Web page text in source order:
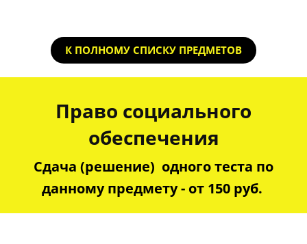
К ПОЛНОМУ СПИСКУ ПРЕДМЕТОВ
Право социального
обеспечения
Сдача (решение) одного теста по
данному предмету - от 150 руб.